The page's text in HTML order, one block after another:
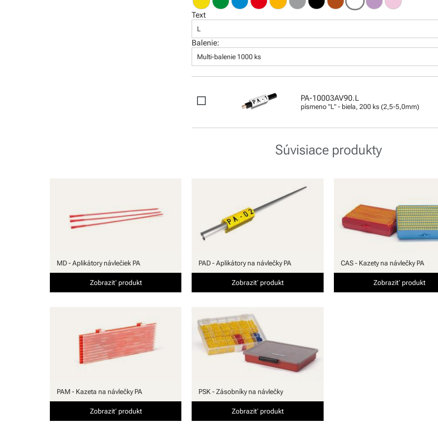
Text
L
Balenie:
Multi-balenie 1000 ks
PA-10003AV90.L
písmeno "L" - biela, 200 ks (2,5-5,0mm)
Súvisiace produkty
MD - Aplikátory návlečiek PA
Zobraziť produkt
PAD - Aplikátory na návlečky PA
Zobraziť produkt
CAS - Kazety na návlečky PA
Zobraziť produkt
PAM - Kazeta na návlečky PA
Zobraziť produkt
PSK - Zásobníky na návlečky
Zobraziť produkt